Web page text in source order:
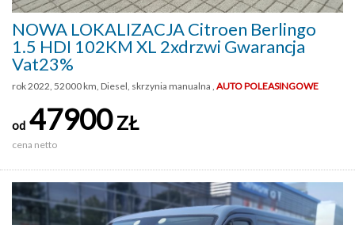
NOWA LOKALIZACJA Citroen Berlingo
1.5 HDI 102KM XL 2xdrzwi Gwarancja
Vat23%
rok 2022, 52000 km, Diesel, skrzynia manualna , AUTO POLEASINGOWE
od 47900ZŁ
cena netto